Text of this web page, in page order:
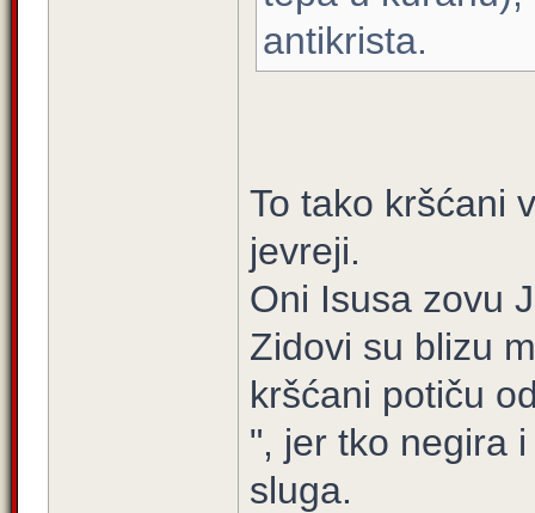
antikrista.
To tako kršćani
jevreji.
Oni Isusa zovu
Zidovi su blizu
kršćani potiču
", jer tko negira
sluga.